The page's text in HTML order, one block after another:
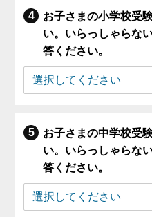
お子さまの小学校受
い。いらっしゃらな
答ください。
お子さまの中学校受
い。いらっしゃらな
答ください。